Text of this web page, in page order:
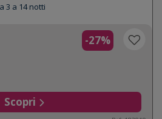
3 a 14 notti
-27%
Scopri